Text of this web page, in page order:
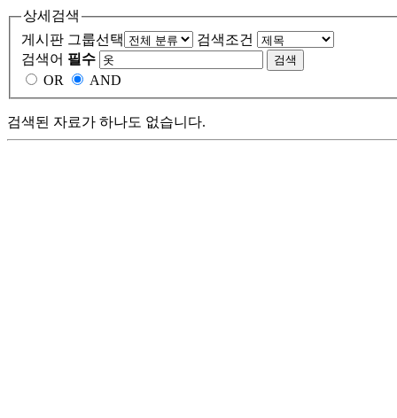
상세검색
게시판 그룹선택
검색조건
검색어 필수
OR
AND
검색된 자료가 하나도 없습니다.